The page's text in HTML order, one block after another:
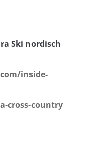
Ski nordisch
inside-
cross-country